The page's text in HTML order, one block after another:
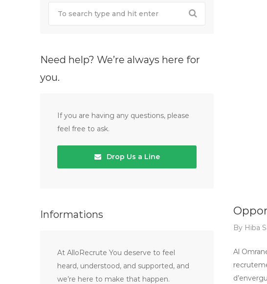
By Hiba
Al
Need help? We’re always here for
you.
If you are having any questions, please
feel free to ask.
Drop Us a Line
Informations
At AlloRecrute You deserve to feel
heard, understood, and supported, and
we’re here to make that happen.